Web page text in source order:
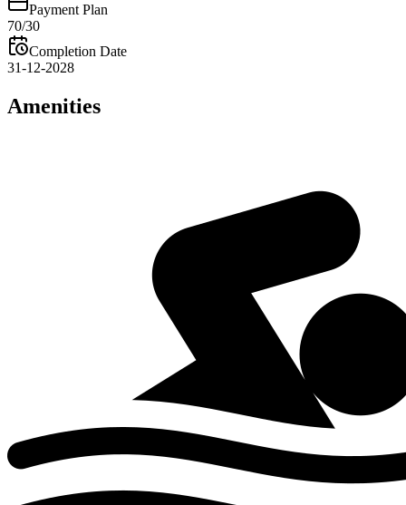
Payment Plan
70/30
Completion Date
31-12-2028
Amenities